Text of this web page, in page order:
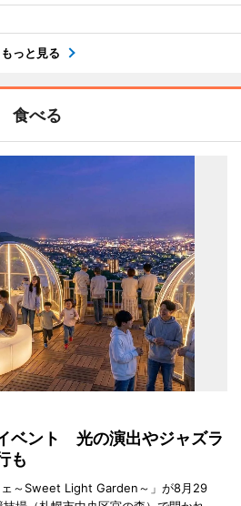
もっと見る
食べる
ベント 光の演出やジャズラ
も
～Sweet Light Garden～」が8月29